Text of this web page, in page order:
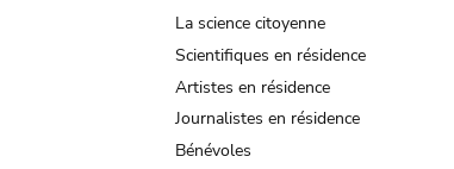
La science citoyenne
Scientifiques en résidence
Artistes en résidence
Journalistes en résidence
Bénévoles